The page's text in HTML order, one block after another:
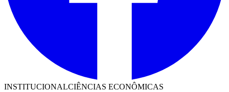
INSTITUCIONALCIÊNCIAS ECONÔMICAS